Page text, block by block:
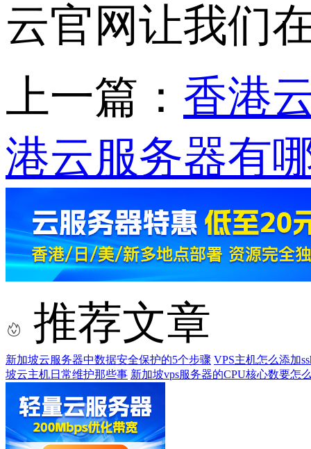
云官网让我们
上一篇： 香港
港云服务器有
推荐文章
新加坡云服务器中数据安全保护的5个步骤 VPS主机怎么添加
坡云主机日常维护那些事 新加坡vps服务器的CPU核心数要怎